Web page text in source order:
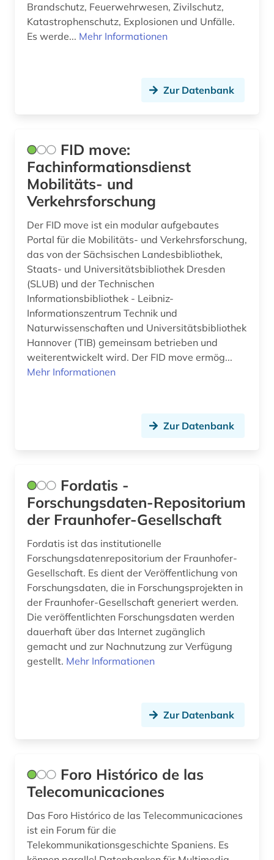
Brandschutz, Feuerwehrwesen, Zivilschutz,
Katastrophenschutz, Explosionen und Unfälle.
Es werde... Mehr Informationen
Zur Datenbank
FID move:
Fachinformationsdienst
Mobilitäts- und
Verkehrsforschung
Der FID move ist ein modular aufgebautes
Portal für die Mobilitäts- und Verkehrsforschung,
das von der Sächsischen Landesbibliothek,
Staats- und Universitätsbibliothek Dresden
(SLUB) und der Technischen
Informationsbibliothek - Leibniz-
Informationszentrum Technik und
Naturwissenschaften und Universitätsbibliothek
Hannover (TIB) gemeinsam betrieben und
weiterentwickelt wird. Der FID move ermög...
Mehr Informationen
Zur Datenbank
Fordatis -
Forschungsdaten-Repositorium
der Fraunhofer-Gesellschaft
Fordatis ist das institutionelle
Forschungsdatenrepositorium der Fraunhofer-
Gesellschaft. Es dient der Veröffentlichung von
Forschungsdaten, die in Forschungsprojekten in
der Fraunhofer-Gesellschaft generiert werden.
Die veröffentlichten Forschungsdaten werden
dauerhaft über das Internet zugänglich
gemacht und zur Nachnutzung zur Verfügung
gestellt. Mehr Informationen
Zur Datenbank
Foro Histórico de las
Telecomunicaciones
Das Foro Histórico de las Telecommunicaciones
ist ein Forum für die
Telekommunikationsgeschichte Spaniens. Es